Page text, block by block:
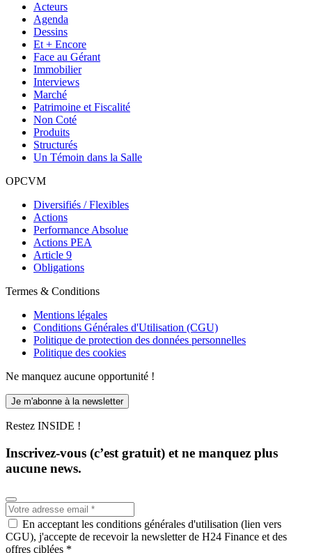
Acteurs
Agenda
Dessins
Et + Encore
Face au Gérant
Immobilier
Interviews
Marché
Patrimoine et Fiscalité
Non Coté
Produits
Structurés
Un Témoin dans la Salle
OPCVM
Diversifiés / Flexibles
Actions
Performance Absolue
Actions PEA
Article 9
Obligations
Termes & Conditions
Mentions légales
Conditions Générales d'Utilisation (CGU)
Politique de protection des données personnelles
Politique des cookies
Ne manquez aucune opportunité !
Je m'abonne à la newsletter
Restez INSIDE !
Inscrivez-vous (c’est gratuit) et ne manquez plus
aucune news.
En acceptant les conditions générales d'utilisation (lien vers
CGU), j'accepte de recevoir la newsletter de H24 Finance et des
offres ciblées *